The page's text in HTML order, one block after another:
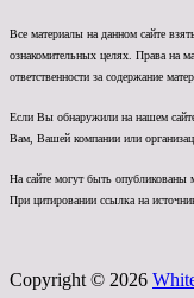
Все материалы на данном сайте
ознакомительных целях. Права на
ответственности за содержание
Если Вы обнаружили на нашем
Вам, Вашей компании или
На сайте могут быть опубликованы
При цитировании ссылка на
Copyright © 2026